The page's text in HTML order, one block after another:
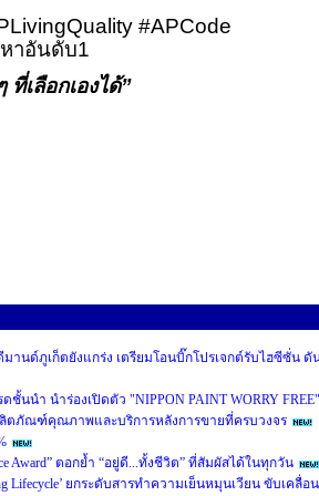
#APCode
าอันดับ1
ที่เลือกเองได้”
มานด์ภูเก็ตยังแกร่ง เตรียมโอนบิ๊กโปรเจกต์รับไฮซีซั่น ดั
นนำ นำร่องเปิดตัว "NIPPON PAINT WORRY FREE"
ตภัณฑ์คุณภาพและบริการหลังการขายที่ครบวงจร
Award” ตอกย้ำ “อยู่ดี...ทั้งชีวิต” ที่สัมผัสได้ในทุกวัน
Lifecycle’ ยกระดับสารทำความเย็นหมุนเวียน ขับเคลื่อน